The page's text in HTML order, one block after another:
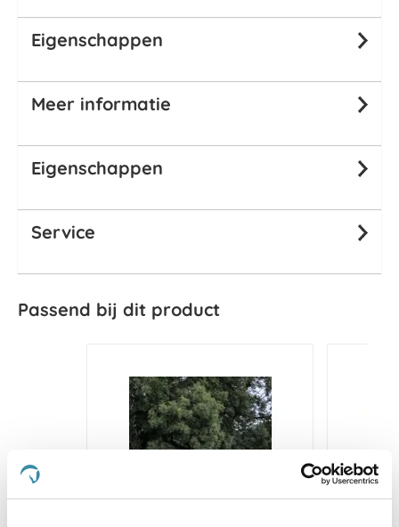
Eigenschappen
Meer informatie
Eigenschappen
Service
Passend bij dit product